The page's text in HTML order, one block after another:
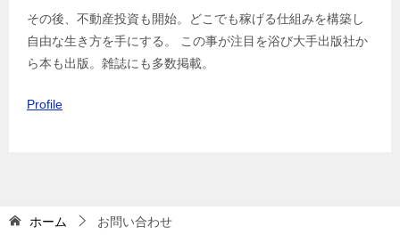
その後、不動産投資も開始。どこでも稼げる仕組みを構築し
自由な生き方を手にする。 この事が注目を浴び大手出版社か
ら本も出版。雑誌にも多数掲載。
Profile
ホーム お問い合わせ